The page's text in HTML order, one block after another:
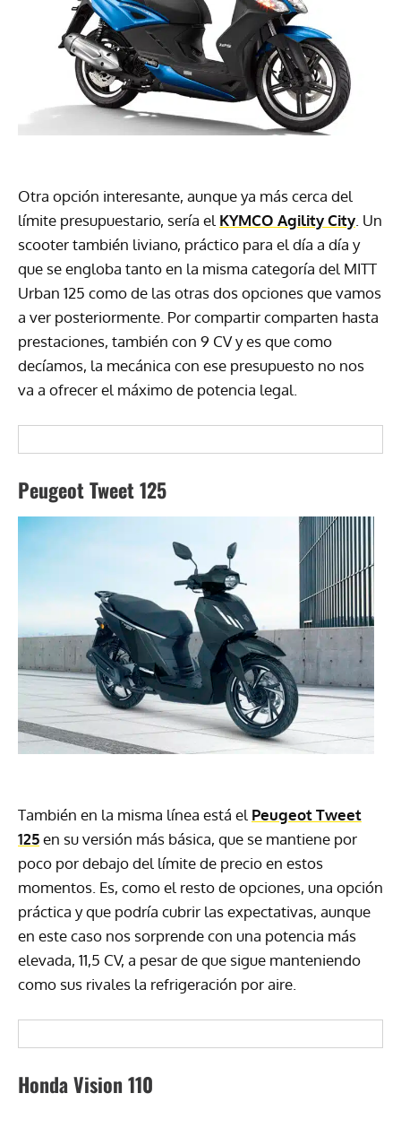
Otra opción interesante, aunque ya más cerca del
límite presupuestario, sería el KYMCO Agility City . Un
scooter también liviano, práctico para el día a día y
que se engloba tanto en la misma categoría del MITT
Urban 125 como de las otras dos opciones que vamos
a ver posteriormente. Por compartir comparten hasta
prestaciones, también con 9 CV y es que como
decíamos, la mecánica con ese presupuesto no nos
va a ofrecer el máximo de potencia legal.
Peugeot Tweet 125
También en la misma línea está el Peugeot Tweet
125en su versión más básica, que se mantiene por
poco por debajo del límite de precio en estos
momentos. Es, como el resto de opciones, una opción
práctica y que podría cubrir las expectativas, aunque
en este caso nos sorprende con una potencia más
elevada, 11,5 CV, a pesar de que sigue manteniendo
como sus rivales la refrigeración por aire.
Honda Vision 110